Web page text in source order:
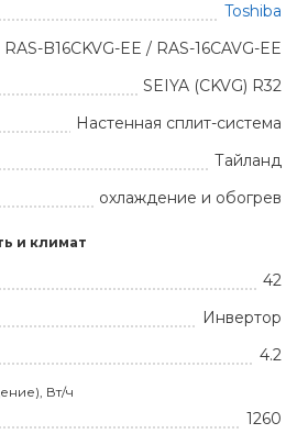
Toshiba
RAS-B16CKVG-EE / RAS-16CAVG-EE
SEIYA (CKVG) R32
Настенная сплит-система
Тайланд
охлаждение и обогрев
и климат
42
Инвертор
4.2
Вт/ч
1260